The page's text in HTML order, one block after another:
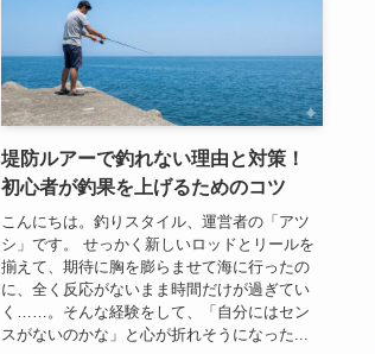
堤防ルアーで釣れない理由と対策！
初心者が釣果を上げるためのコツ
こんにちは。釣りスタイル、運営者の「アツ
シ」です。 せっかく新しいロッドとリールを
揃えて、期待に胸を膨らませて海に行ったの
に、全く反応がないまま時間だけが過ぎてい
く……。そんな経験をして、「自分にはセン
スがないのかな」と心が折れそうになった...